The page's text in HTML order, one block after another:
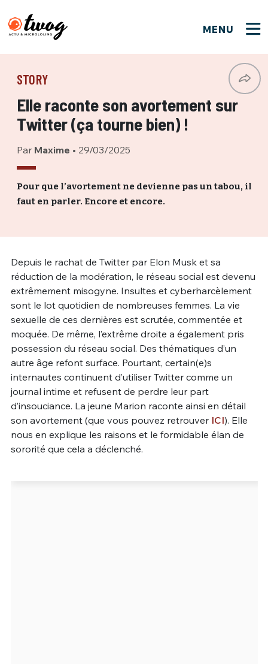
MENU
STORY
Elle raconte son avortement sur
Twitter (ça tourne bien) !
Par Maxime • 29/03/2025
Pour que l’avortement ne devienne pas un tabou, il
faut en parler. Encore et encore.
Depuis le rachat de Twitter par Elon Musk et sa
réduction de la modération, le réseau social est devenu
extrêmement misogyne. Insultes et cyberharcèlement
sont le lot quotidien de nombreuses femmes. La vie
sexuelle de ces dernières est scrutée, commentée et
moquée. De même, l’extrême droite a également pris
possession du réseau social. Des thématiques d’un
autre âge refont surface. Pourtant, certain(e)s
internautes continuent d’utiliser Twitter comme un
journal intime et refusent de perdre leur part
d’insouciance. La jeune Marion raconte ainsi en détail
son avortement (que vous pouvez retrouver ICI). Elle
nous en explique les raisons et le formidable élan de
sororité que cela a déclenché.
PSEUDO*
EMAIL*
PASSWORD *
JE M'INSCRIS
Connexion
PSEUDO
CONNEXION
FERMER
Que souhaitez-vous proposer ?
Quelques tweets
C'EST PARTI
Ma propre sélection
ME CONNECTER
Un Thread
C'EST PARTI